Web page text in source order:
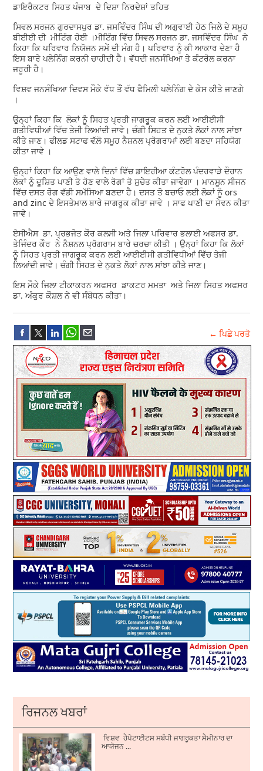
ਡਾਇਰੈਕਟਰ ਸਿਹਤ ਪੰਜਾਬ ਦੇ ਦਿਸ਼ਾ ਨਿਰਦੇਸ਼ਾਂ ਤਹਿਤ
ਸਿਵਲ ਸਰਜਨ ਗੁਰਦਾਸਪੁਰ ਡਾ. ਜਸਵਿੰਦਰ ਸਿੰਘ ਦੀ ਅਗੁਵਾਈ ਹੇਠ ਜਿਲੇ ਦੇ ਸਮੂਹ
ਬੀਈਈ ਦੀ ਮੀਟਿੰਗ ਹੋਈ ।ਮੀਟਿੰਗ ਵਿੱਚ ਸਿਵਲ ਸਰਜਨ ਡਾ. ਜਸਵਿੰਦਰ ਸਿੰਘ ਨੇ
ਕਿਹਾ ਕਿ ਪਰਿਵਾਰ ਨਿਯੋਜਨ ਸਮੇਂ ਦੀ ਮੰਗ ਹੈ। ਪਰਿਵਾਰ ਨੂੰ ਕੀ ਆਕਾਰ ਦੇਣਾ ਹੈ
ਇਸ ਬਾਰੇ ਪਲੇਨਿੰਗ ਕਰਨੀ ਚਾਹੀਦੀ ਹੈ। ਵੱਧਦੀ ਜਨਸੰਖਿਆ ਤੇ ਕੰਟਰੋਲ ਕਰਨਾ
ਜਰੂਰੀ ਹੈ।
ਵਿਸ਼ਵ ਜਨਸੰਖਿਆ ਦਿਵਸ ਮੌਕੇ ਵੱਧ ਤੌਂ ਵੱਧ ਫੈਮਿਲੀ ਪਲੇਨਿੰਗ ਦੇ ਕੇਸ ਕੀਤੇ ਜਾਣਗੇ
।
ਉਨ੍ਹਾਂ ਕਿਹਾ ਕਿ ਲੋਕਾਂ ਨੂੰ ਸਿਹਤ ਪ੍ਰਤੀ ਜਾਗਰੂਕ ਕਰਨ ਲਈ ਆਈਈਸੀ
ਗਤੀਵਿਧੀਆਂ ਵਿੱਚ ਤੇਜੀ ਲਿਆਂਦੀ ਜਾਵੇ। ਚੰਗੀ ਸਿਹਤ ਦੇ ਨੁਕਤੇ ਲੋਕਾਂ ਨਾਲ ਸਾਂਝਾ
ਕੀਤੇ ਜਾਣ। ਫੀਲਡ ਸਟਾਫ ਵੱਲ਼ੋ ਸਮੂਹ ਨੈਸ਼ਨਲ ਪ੍ਰੋਗਰਾਮਾਂ ਲਈ ਬਣਦਾ ਸਹਿਯੋਗ
ਕੀਤਾ ਜਾਵੇ ।
ਉਨ੍ਹਾਂ ਕਿਹਾ ਕਿ ਆਉਣ ਵਾਲੇ ਦਿਨਾਂ ਵਿੱਚ ਡਾਇਰੀਆ ਕੰਟਰੋਲ ਪੰਦਰਵਾੜੇ ਦੌਰਾਨ
ਲੋਕਾਂ ਨੂੰ ਦੂਸ਼ਿਤ ਪਾਣੀ ਤੋ ਹੋਣ ਵਾਲੇ ਰੋਗਾਂ ਤੋ ਸੁਚੇਤ ਕੀਤਾ ਜਾਵੇਗਾ । ਮਾਨਸੂਨ ਸੀਜਨ
ਵਿੱਚ ਦਸਤ ਰੋਗ ਵੱਡੀ ਸਮੱਸਿਆ ਬਣਦਾ ਹੈ। ਦਸਤ ਤੋ ਬਚਾਓ ਲਈ ਲੋਕਾਂ ਨੂੰ ors
and zinc ਦੇ ਇਸਤੇਮਾਲ ਬਾਰੇ ਜਾਗਰੂਕ ਕੀਤਾ ਜਾਵੇ । ਸਾਫ ਪਾਣੀ ਦਾ ਸੇਵਨ ਕੀਤਾ
ਜਾਵੇ।
ਏਸੀਐਸ ਡਾ. ਪ੍ਰਭਜੋਤ ਕੌਰ ਕਲਸੀ ਅਤੇ ਜਿਲਾ ਪਰਿਵਾਰ ਭਲਾਈ ਅਫਸਰ ਡਾ.
ਤੇਜਿੰਦਰ ਕੌਰ ਨੇ ਨੈਸ਼ਨਲ ਪ੍ਰੋਗਰਾਮ ਬਾਰੇ ਚਰਚਾ ਕੀਤੀ । ਉਨ੍ਹਾਂ ਕਿਹਾ ਕਿ ਲੋਕਾਂ
ਨੂੰ ਸਿਹਤ ਪ੍ਰਤੀ ਜਾਗਰੂਕ ਕਰਨ ਲਈ ਆਈਈਸੀ ਗਤੀਵਿਧੀਆਂ ਵਿੱਚ ਤੇਜੀ
ਲਿਆਂਦੀ ਜਾਵੇ। ਚੰਗੀ ਸਿਹਤ ਦੇ ਨੁਕਤੇ ਲੋਕਾਂ ਨਾਲ ਸਾਂਝਾ ਕੀਤੇ ਜਾਣ।
ਇਸ ਮੌਕੇ ਜਿਲਾ ਟੀਕਾਕਰਨ ਅਫਸਰ ਡਾਕਟਰ ਮਮਤਾ ਅਤੇ ਜਿਲਾ ਸਿਹਤ ਅਫਸਰ
ਡਾ. ਅੰਕੁਰ ਕੌਸ਼ਲ ਨੇ ਵੀ ਸੰਬੋਧਨ ਕੀਤਾ।
← ਪਿਛੇ ਪਰਤੋ
ਰਿਜਨਲ ਖਬਰਾਂ
ਵਿਸ਼ਵ ਹੈਪੇਟਾਈਟਸ ਸਬੰਧੀ ਜਾਗਰੂਕਤਾ ਸੈਮੀਨਾਰ ਦਾ
ਆਯੋਜਨ ...